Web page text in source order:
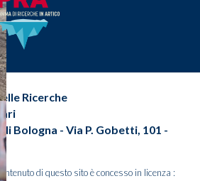
Ricerche
Bologna - Via P. Gobetti, 101 -
di questo sito è concesso in licenza :